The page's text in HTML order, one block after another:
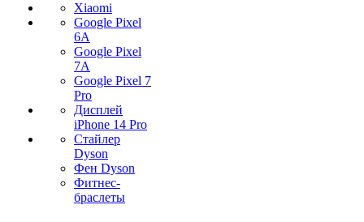
Xiaomi
Google Pixel
6A
Google Pixel
7А
Google Pixel 7
Pro
Дисплей
iPhone 14 Pro
Стайлер
Dyson
Фен Dyson
Фитнес-
браслеты